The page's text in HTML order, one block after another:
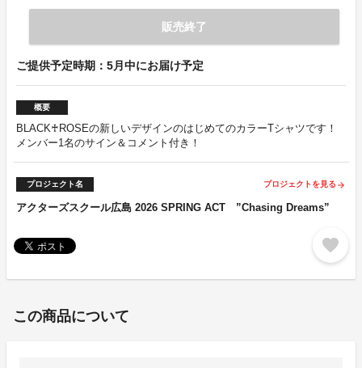
販売終了
ご提供予定時期：5月中にお届け予定
概要
BLACK♰ROSEの新しいデザインのはじめてのカラーTシャツです！
メンバー1名のサイン＆コメント付き！
プロジェクト名 プロジェクトを見る arrow_forward
アクターズスクール広島 2026 SPRING ACT ”Chasing Dreams”
favorite
この商品について